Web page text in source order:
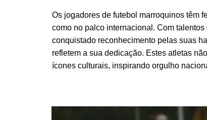
Os jogadores de futebol marroquinos têm
como no palco internacional. Com
conquistado reconhecimento pelas suas
refletem a sua dedicação. Estes atletas
ícones culturais, inspirando orgulho